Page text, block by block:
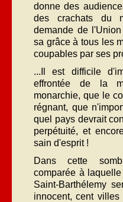
donne des
des crachats du
demande de
sa grâce à tous les
coupables par ses
...Il est difficile
effrontée de la
monarchie, que le
régnant, que
quel pays devrait
perpétuité, et
sain d'esprit !
Dans cette
comparée à
Saint-Barthélemy
innocent, cent